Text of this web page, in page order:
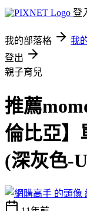
登
我的部落格 我
登出
親子育兒
推薦
倫比亞】
(深灰色-